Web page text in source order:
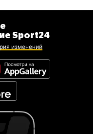
Sport24
изменений